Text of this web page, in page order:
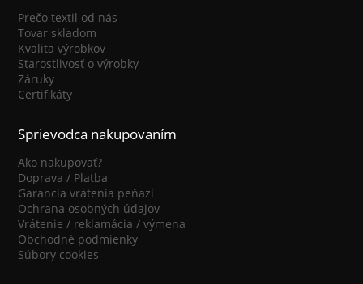
Prečo textil od nás
Tovar skladom
Kvalita výrobkov
Starostlivosť o výrobky
Záruky
Certifikáty
Sprievodca nakupovaním
Ako nakupovať?
Doprava / Platba
Garancia vrátenia peňazí
Ochrana osobných údajov
Vrátenie / reklamácia / výmena
Obchodné podmienky
Súbory cookies